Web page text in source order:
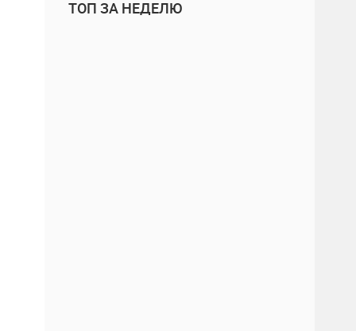
ТОП ЗА НЕДЕЛЮ